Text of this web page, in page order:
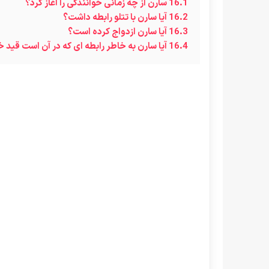
16.1سارن از چه زمانی خوانندگی را آغاز کرد؟
16.2آیا سارن با تتلو رابطه داشت؟
16.3آیا سارن ازدواج کرده است؟
16.4آیا سارن به خاطر رابطه ای که در آن است قید